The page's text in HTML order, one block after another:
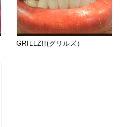
GRILLZ!!(グリルズ）